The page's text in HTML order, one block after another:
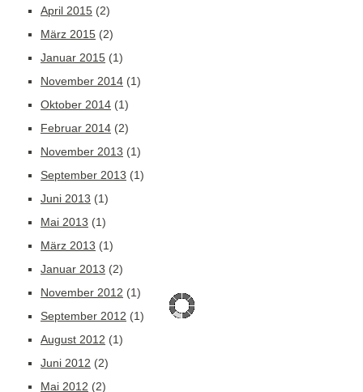
April 2015 (2)
März 2015 (2)
Januar 2015 (1)
November 2014 (1)
Oktober 2014 (1)
Februar 2014 (2)
November 2013 (1)
September 2013 (1)
Juni 2013 (1)
Mai 2013 (1)
März 2013 (1)
Januar 2013 (2)
November 2012 (1)
September 2012 (1)
August 2012 (1)
Juni 2012 (2)
Mai 2012 (2)